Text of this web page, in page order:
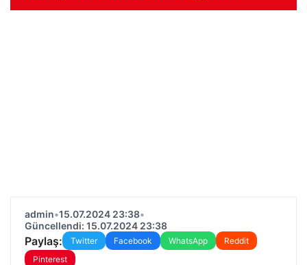
admin•15.07.2024 23:38•
Güncellendi: 15.07.2024 23:38
Paylaş: Twitter Facebook WhatsApp
Reddit
Pinterest